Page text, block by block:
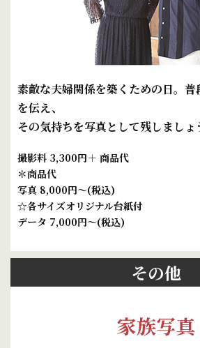
素敵な夫婦関係を築くための日。
を伝え、
その気持ちを写真として残しましょ
撮影料 3,300円＋ 商品代
＊商品代
写真 8,000円～(税込)
☆各サイズオリジナル台紙付
データ 7,000円～(税込)
その他
家族写真